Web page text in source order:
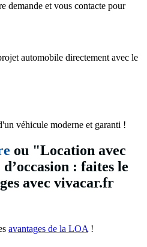
demande et vous contacte pour
automobile directement avec le
véhicule moderne et garanti !
ou "Location avec
: faites le
avec vivacar.fr
avantages de la LOA !